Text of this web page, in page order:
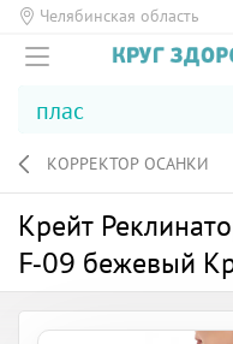
Челябинская область
КОРРЕКТОР ОСАНКИ
Крейт
F-09 бежевый